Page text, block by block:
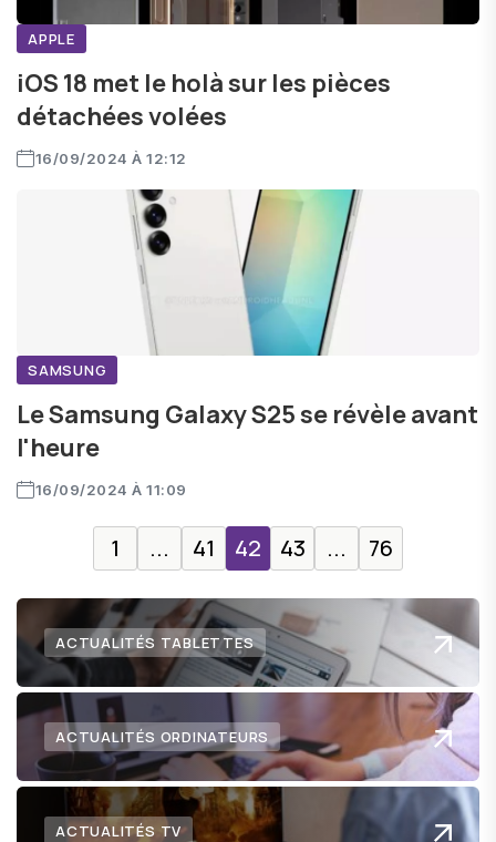
APPLE
iOS 18 met le holà sur les pièces
détachées volées
16/09/2024 À 12:12
SAMSUNG
Le Samsung Galaxy S25 se révèle avant
l'heure
16/09/2024 À 11:09
1 ... 41 42 43 ... 76
ACTUALITÉS TABLETTES
ACTUALITÉS ORDINATEURS
ACTUALITÉS TV